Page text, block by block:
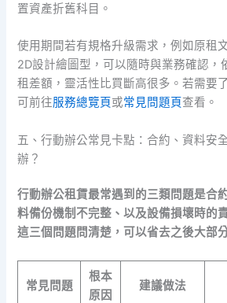
置資產折舊科目。
使用期間若有規格升級需求，例如原租
2D設計繪圖型，可以隨時與業務確認，
租差額，靈活性比買斷高很多。若需要
可前往服務總覽頁或常見問題頁查看。
五、行動辦公常見卡點：合約、資料安
辦？
行動辦公租賃最常遇到的三類問題是合
料備份機制不完整、以及設備損壞時
這三個問題問清楚，可以省去之後大部
常見問題
根本
原因
建議做法